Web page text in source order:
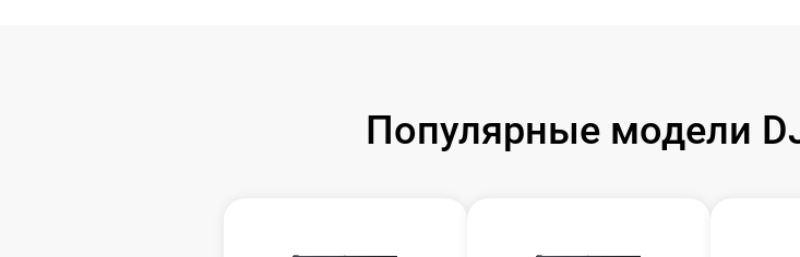
Популярные модели